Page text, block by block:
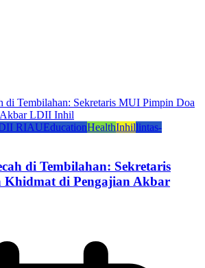
RIAUEducationHealthInhillintas-
di Tembilahan: Sekretaris
di Pengajian Akbar